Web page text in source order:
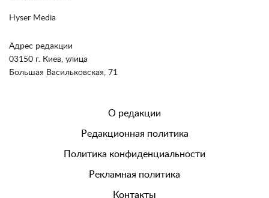
Hyser Media
Адрес редакции
03150 г. Киев, улица
Большая Васильковская, 71
О редакции
Редакционная политика
Политика конфиденциальности
Рекламная политика
Контакты